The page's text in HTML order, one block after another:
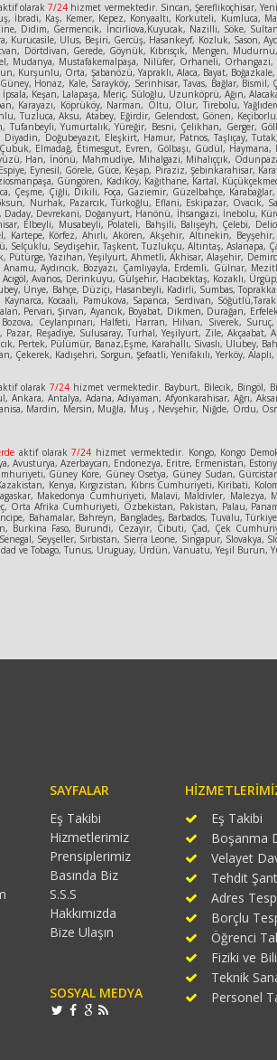
olarak7/24 hizmet vermektedir. Sincan, Şereflikoçhisar,
İbradi, Kaş, Kemer, Kepez, Konyaaltı, Korkuteli, Kumluca,
Didim, Germencik, İncirliova,Kuyucak, Nazilli, Söke,
Kurucasile, Ulus, Beşiri, Gercüş, Hasankeyf, Kozluk, Sason,
Dörtdivan, Gerede, Göynük, Kıbrısçık, Mengen,
Mustafakemalpaşa, Nilüfer, Orhaneli, Orhangazi,
Kurşunlu, Orta, Şabanözü, Yapraklı, Alaca, Bayat,
Honaz, Kale, Sarayköy, Serinhisar, Tavas, Bağlar,
Keşan, Lalapaşa, Meriç, Süloğlu, Uzunköprü, Ağın,
Karayazı, Köprüköy, Narman, Oltu, Olur, Tirebolu,
Tuzluca, Aksu, Atabey, Eğirdir, Gelendost, Gönen,
Tufanbeyli, Yumurtalık, Yüreğir, Besni, Çelikhan, Gerger,
Diyadin, Doğubeyazıt, Eleşkirt, Hamur, Patnos, Taşlıçay,
Elmadağ, Etimesgut, Evren, Gölbaşı, Güdül,
Han, İnönü, Mahmudiye, Mihalgazi, Mihalıççık,
Eynesil, Görele, Güce, Keşap, Piraziz, Şebinkarahisar,
Güngören, Kadıköy, Kağıthane, Kartal,
Çeşme, Çiğli, Dikili, Foça, Gaziemir, Güzelbahçe,
Nurhak, Pazarcık, Türkoğlu, Eflani, Eskipazar, Ovacık,
Devrekani, Doğanyurt, Hanönü, İhsangazi, İnebolu,
Elbeyli, Musabeyli, Polateli, Bahşili, Balışeyh, Çelebi,
Kartepe, Körfez, Ahırlı, Akören, Akşehir, Altınekin,
Selçuklu, Seydişehir, Taşkent, Tuzlukçu, Altıntaş, Aslanapa,
Yazıhan, Yeşilyurt, Ahmetli, Akhisar, Alaşehir,
Aydıncık, Bozyazı, Çamlıyayla, Erdemli, Gülnar,
Avanos, Derinkuyu, Gülşehir, Hacıbektaş, Kozaklı,
Ünye, Bahçe, Düziçi, Hasanbeyli, Kadirli, Sumbas,
Kocaali, Pamukova, Sapanca, Serdivan,
Pervari, Şirvan, Ayancık, Boyabat, Dikmen, Durağan,
Bozova, Ceylanpınarı, Halfeti, Harran, Hilvan, Siverek,
Reşadiye, Sulusaray, Turhal, Yeşilyurt, Zile,
Pertek, Pülümür, Banaz,Eşme, Karahallı, Sivaslı, Ulubey,
Çekerek, Kadışehri, Sorgun, Şefaatli, Yenifakılı, Yerköy,
olarak 7/24 hizmet vermektedir. Bayburt, Bilecik, Bingöl,
Antalya, Adana, Adıyaman, Afyonkarahisar, Ağrı,
Mardin, Mersin, Muğla, Muş , Nevşehir, Niğde,
aktif olarak7/24 hizmet vermektedir. Kongo, Kongo
Azerbaycan, Endonezya, Eritre, Ermenistan,
Güney Kore, Güney Osetya, Güney Sudan,
Kenya, Kırgızistan, Kıbrıs Cumhuriyeti, Kiribati,
Makedonya Cumhuriyeti, Malavi, Maldivler,
Afrika Cumhuriyeti, Özbekistan, Pakistan, Palau,
Bahamalar, Bahreyn, Bangladeş, Barbados, Tuvalu,
Burkina Faso, Burundi, Cezayir, Cibuti, Çad, Çek
Seyşeller, Sırbistan, Sierra Leone, Singapur,
ve Tobago, Tunus, Uruguay, Ürdün, Vanuatu, Yeşil Burun,
SAYFALAR
Eş Takibi
Hizmetlerimiz
Prensiplerimiz
Basında Biz
S.S.S
Hakkımızda
Bize Ulaşın
SOSYAL MEDYA
Eş Takibi
Boşanma
Velayet
Tehdit
Adres
Borçlu
Öğrenci
Fiziki ve
Teknik
Personel